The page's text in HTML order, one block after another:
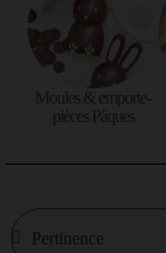
Moules & emporte-
pièces Pâques